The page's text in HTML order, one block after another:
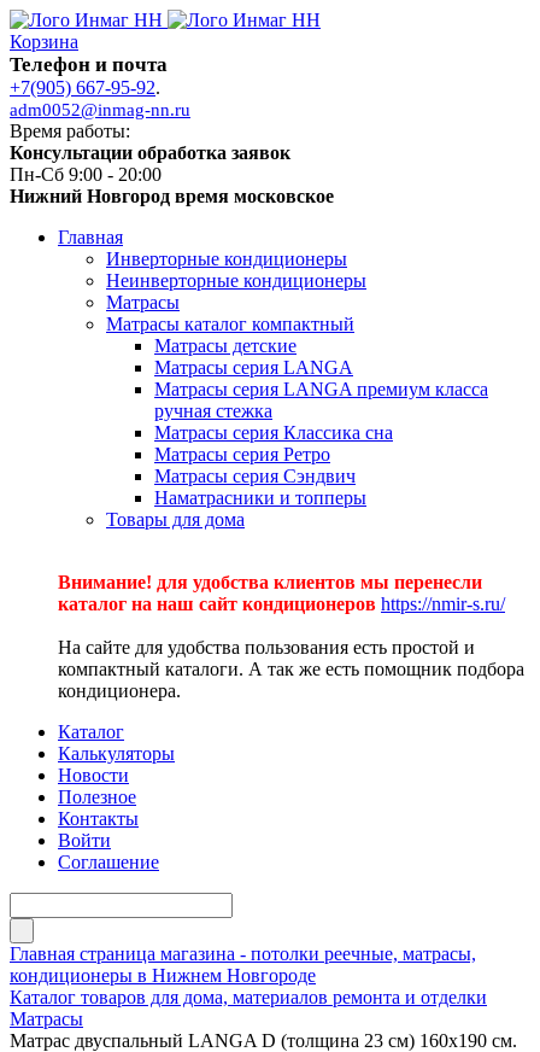
Корзина
Телефон и почта
+7(905) 667-95-92.
adm0052@inmag-nn.ru
Время работы:
Консультации обработка заявок
Пн-Сб 9:00 - 20:00
Нижний Новгород время московское
Главная
Инверторные кондиционеры
Неинверторные кондиционеры
Матрасы
Матрасы каталог компактный
Матрасы детские
Матрасы серия LANGA
Матрасы серия LANGA премиум класса
ручная стежка
Матрасы серия Классика сна
Матрасы серия Ретро
Матрасы серия Сэндвич
Наматрасники и топперы
Товары для дома
Внимание! для удобства клиентов мы перенесли
каталог на наш сайт кондиционеров https://nmir-s.ru/
На сайте для удобства пользования есть простой и
компактный каталоги. А так же есть помощник подбора
кондиционера.
Каталог
Калькуляторы
Новости
Полезное
Контакты
Войти
Соглашение
Главная страница магазина - потолки реечные, матрасы,
кондиционеры в Нижнем Новгороде
Каталог товаров для дома, материалов ремонта и отделки
Матрасы
Матрас двуспальный LANGA D (толщина 23 см) 160х190 см.